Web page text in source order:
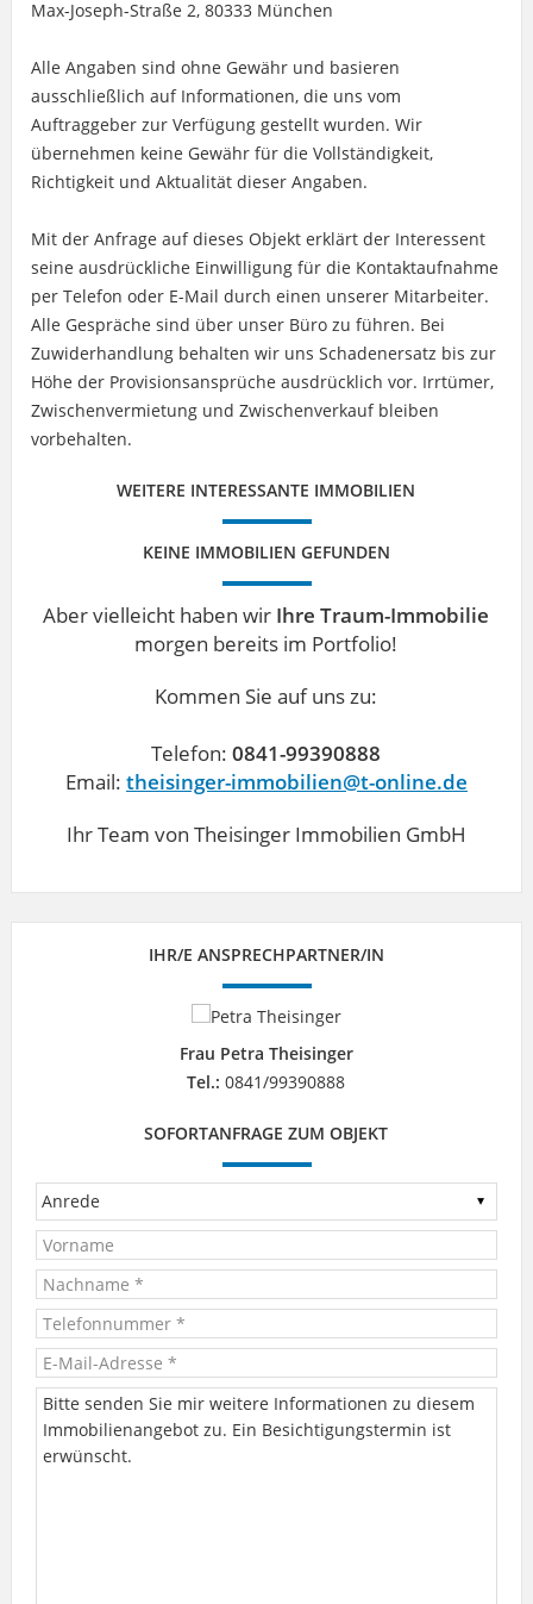
Max-Joseph-Straße 2, 80333 München
Alle Angaben sind ohne Gewähr und basieren
ausschließlich auf Informationen, die uns vom
Auftraggeber zur Verfügung gestellt wurden. Wir
übernehmen keine Gewähr für die Vollständigkeit,
Richtigkeit und Aktualität dieser Angaben.
Mit der Anfrage auf dieses Objekt erklärt der Interessent
seine ausdrückliche Einwilligung für die Kontaktaufnahme
per Telefon oder E-Mail durch einen unserer Mitarbeiter.
Alle Gespräche sind über unser Büro zu führen. Bei
Zuwiderhandlung behalten wir uns Schadenersatz bis zur
Höhe der Provisionsansprüche ausdrücklich vor. Irrtümer,
Zwischenvermietung und Zwischenverkauf bleiben
vorbehalten.
WEITERE INTERESSANTE IMMOBILIEN
KEINE IMMOBILIEN GEFUNDEN
Aber vielleicht haben wir Ihre Traum-Immobilie
morgen bereits im Portfolio!
Kommen Sie auf uns zu:
Telefon:0841-99390888
Email: theisinger-immobilien@t-online.de
Ihr Team von Theisinger Immobilien GmbH
IHR/E ANSPRECHPARTNER/IN
Frau Petra Theisinger
Tel.: 0841/99390888
SOFORTANFRAGE ZUM OBJEKT